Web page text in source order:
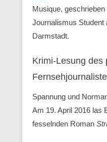
Musique,
Journalismus Student
Darmstadt.
Krimi-Lesung des
Spannung und
Am 19. April 2016 las
fesselnden Roman